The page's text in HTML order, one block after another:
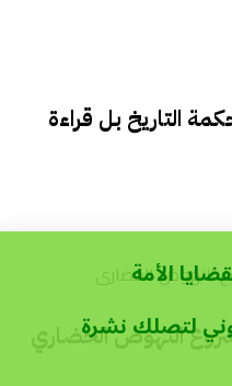
التاريخ بل قراءة
النهوض الحضاري
الأمة
لتصلك نشرة